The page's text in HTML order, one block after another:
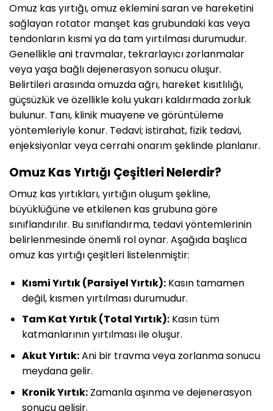
Omuz kas yırtığı, omuz eklemini saran ve hareketini
sağlayan rotator manşet kas grubundaki kas veya
tendonların kısmi ya da tam yırtılması durumudur.
Genellikle ani travmalar, tekrarlayıcı zorlanmalar
veya yaşa bağlı dejenerasyon sonucu oluşur.
Belirtileri arasında omuzda ağrı, hareket kısıtlılığı,
güçsüzlük ve özellikle kolu yukarı kaldırmada zorluk
bulunur. Tanı, klinik muayene ve görüntüleme
yöntemleriyle konur. Tedavi; istirahat, fizik tedavi,
enjeksiyonlar veya cerrahi onarım şeklinde planlanır.
Omuz Kas Yırtığı Çeşitleri Nelerdir?
Omuz kas yırtıkları, yırtığın oluşum şekline,
büyüklüğüne ve etkilenen kas grubuna göre
sınıflandırılır. Bu sınıflandırma, tedavi yöntemlerinin
belirlenmesinde önemli rol oynar. Aşağıda başlıca
omuz kas yırtığı çeşitleri listelenmiştir:
Kısmi Yırtık (Parsiyel Yırtık):Kasın tamamen
değil, kısmen yırtılması durumudur.
Tam Kat Yırtık (Total Yırtık):Kasın tüm
katmanlarının yırtılması ile oluşur.
Akut Yırtık:Ani bir travma veya zorlanma sonucu
meydana gelir.
Kronik Yırtık:Zamanla aşınma ve dejenerasyon
sonucu gelişir.